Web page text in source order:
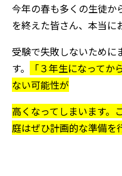
今年の春も多くの生徒か
を終えた皆さん、本当に
受験で失敗しないために
す。
「３年生になって
ない可能性が
高くなってしまいます。
庭はぜひ計画的な準備を